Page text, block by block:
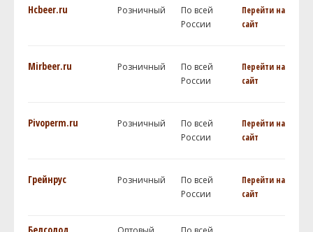
Hcbeer.ru Розничный
По всей
России
Перейти на
сайт
Mirbeer.ru Розничный
По всей
России
Перейти на
сайт
Pivoperm.ru Розничный
По всей
России
Перейти на
сайт
Грейнрус Розничный
По всей
России
Перейти на
сайт